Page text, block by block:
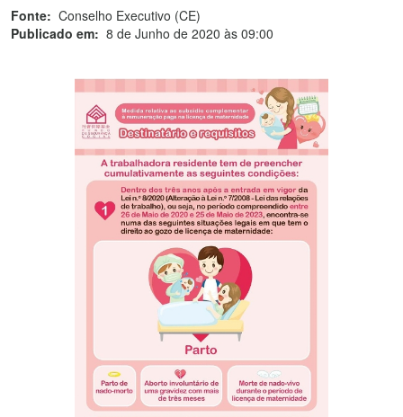
Fonte: Conselho Executivo (CE)
Publicado em: 8 de Junho de 2020 às 09:00